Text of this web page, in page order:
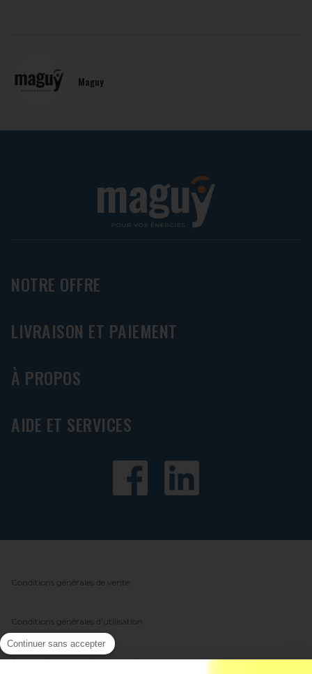
Maguy
NOTRE OFFRE
LIVRAISON ET PAIEMENT
À PROPOS
AIDE ET SERVICES
Conditions générales de vente
Conditions générales d'utilisation
Accessibilité : partiellement conforme
Continuer sans accepter